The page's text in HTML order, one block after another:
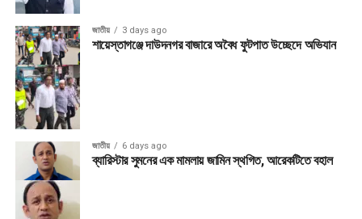
জাতীয় 3 days ago
শায়েস্তাগঞ্জে দাউদনগর বাজারে অবৈধ ফুটপাত উচ্ছেদে অভিযান
জাতীয় 6 days ago
ব্যারিস্টার সুমনের এক মামলায় জামিন স্থগিত, আরেকটিতে বহাল